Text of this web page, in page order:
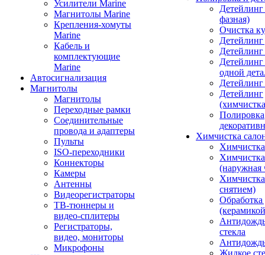
Усилители Marine
Магнитолы Marine
Крепления-хомуты
Marine
Кабель и
комплектующие
Marine
Автосигнализация
Магнитолы
Магнитолы
Переходные рамки
Соединительные
провода и адаптеры
Пульты
ISO-переходники
Коннекторы
Камеры
Антенны
Видеорегистраторы
ТВ-тюннеры и
видео-сплитеры
Регистраторы,
видео, мониторы
Микрофоны
фазная)
Очистка
Детейлинг
одной
Детейлинг
Полировка
Химчистка
(наружная
снятием)
Обработка
стекла
Жидкое